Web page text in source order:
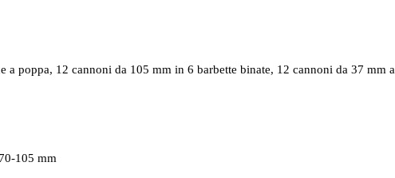
a poppa, 12 cannoni da 105 mm in 6 barbette binate, 12 cannoni da 37
105 mm